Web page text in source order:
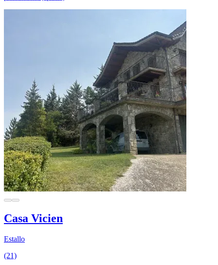
Casa Vicien
Estallo
(21)